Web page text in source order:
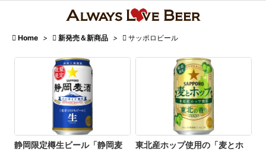
人気記
 Home >  新発売＆新商品 >  サッポロビール
静岡限定樽生ビール「静岡麦
東北産ホップ使用の「麦とホ